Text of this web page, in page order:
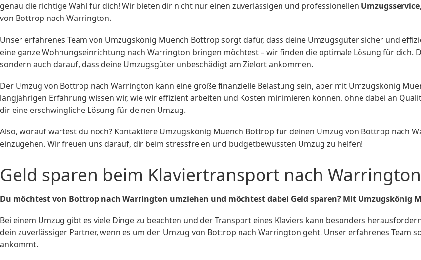
genau die richtige Wahl für dich! Wir bieten dir nicht nur einen zuverlässigen und professionellen Umzugsservice
von Bottrop nach Warrington.
Unser erfahrenes Team von Umzugskönig Muench Bottrop sorgt dafür, dass deine Umzugsgüter sicher und
eine ganze Wohnungseinrichtung nach Warrington bringen möchtest – wir finden die optimale Lösung für dich.
sondern auch darauf, dass deine Umzugsgüter unbeschädigt am Zielort ankommen.
Der Umzug von Bottrop nach Warrington kann eine große finanzielle Belastung sein, aber mit Umzugskönig
langjährigen Erfahrung wissen wir, wie wir effizient arbeiten und Kosten minimieren können, ohne dabei an
dir eine erschwingliche Lösung für deinen Umzug.
Also, worauf wartest du noch? Kontaktiere Umzugskönig Muench Bottrop für deinen Umzug von Bottrop nach
einzugehen. Wir freuen uns darauf, dir beim stressfreien und budgetbewussten Umzug zu helfen!
Geld sparen beim Klaviertransport nach Warrington
Du möchtest von Bottrop nach Warrington umziehen und möchtest dabei Geld sparen? Mit Umzugskönig
Bei einem Umzug gibt es viele Dinge zu beachten und der Transport eines Klaviers kann besonders
dein zuverlässiger Partner, wenn es um den Umzug von Bottrop nach Warrington geht. Unser erfahrenes Team
ankommt.